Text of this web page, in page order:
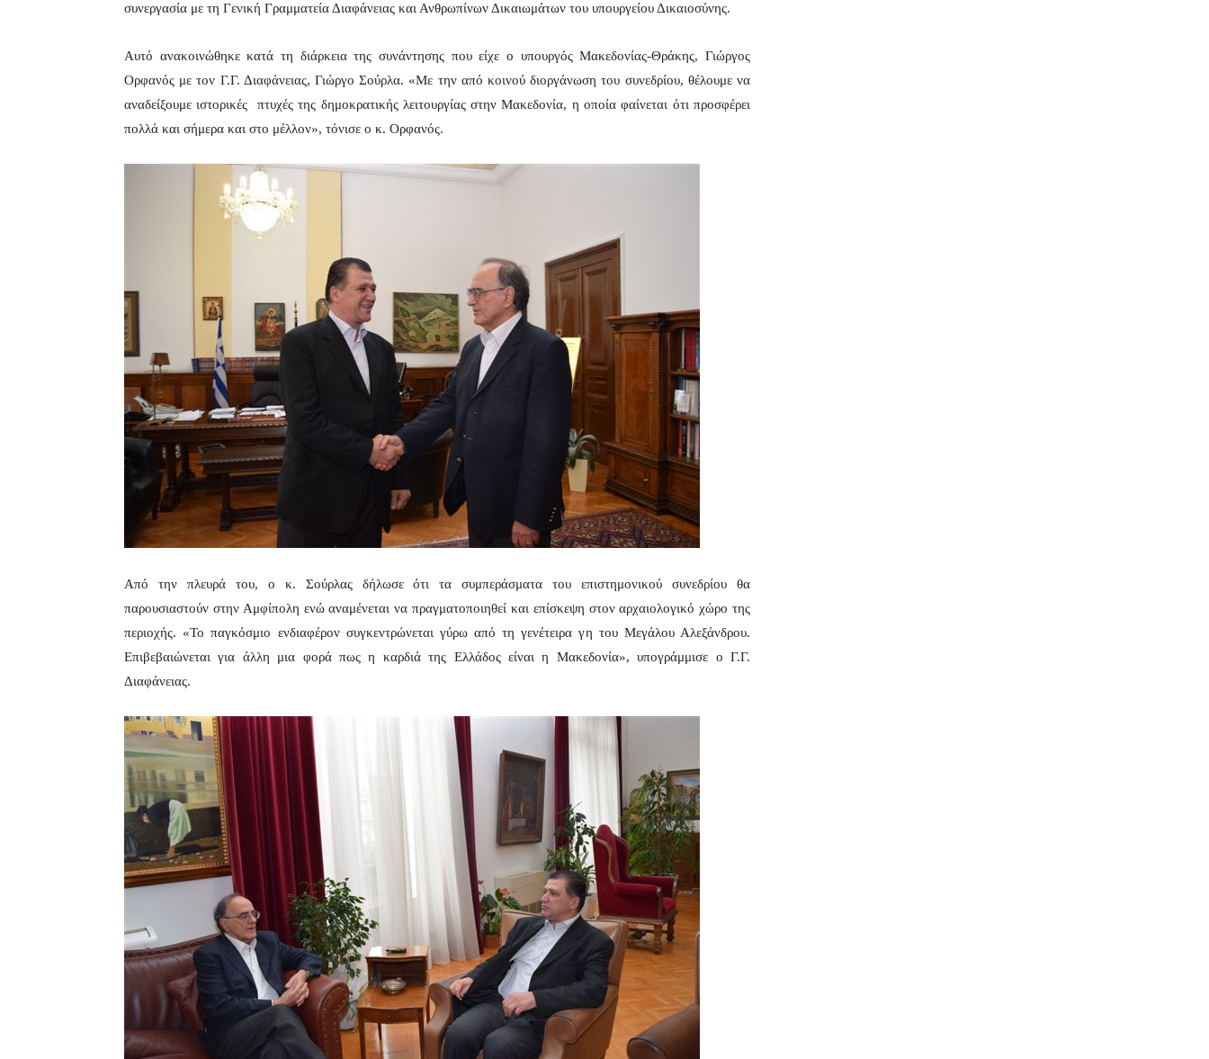
συνεργασία με τη Γενική Γραμματεία Διαφάνειας και Ανθρωπίνων Δικαιωμάτων του υπουργείου Δικαιοσύνης.
Αυτό ανακοινώθηκε κατά τη διάρκεια της συνάντησης που είχε ο υπουργός Μακεδονίας-Θράκης, Γιώργος
Ορφανός με τον Γ.Γ. Διαφάνειας, Γιώργο Σούρλα. «Με την από κοινού διοργάνωση του συνεδρίου, θέλουμε να
αναδείξουμε ιστορικές πτυχές της δημοκρατικής λειτουργίας στην Μακεδονία, η οποία φαίνεται ότι προσφέρει
πολλά και σήμερα και στο μέλλον», τόνισε ο κ. Ορφανός.
Από την πλευρά του, ο κ. Σούρλας δήλωσε ότι τα συμπεράσματα του επιστημονικού συνεδρίου θα
παρουσιαστούν στην Αμφίπολη ενώ αναμένεται να πραγματοποιηθεί και επίσκεψη στον αρχαιολογικό χώρο της
περιοχής. «Το παγκόσμιο ενδιαφέρον συγκεντρώνεται γύρω από τη γενέτειρα γη του Μεγάλου Αλεξάνδρου.
Επιβεβαιώνεται για άλλη μια φορά πως η καρδιά της Ελλάδος είναι η Μακεδονία», υπογράμμισε ο Γ.Γ.
Διαφάνειας.